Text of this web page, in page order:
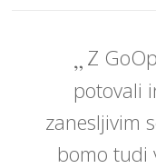
Z
potovali
zanesljivim
bomo tudi